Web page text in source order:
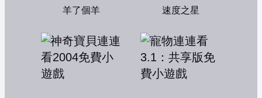
羊了個羊 速度之星